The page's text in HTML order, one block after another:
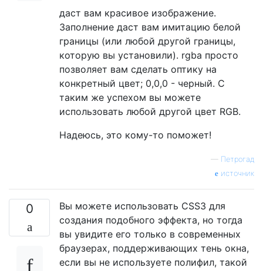
даст вам красивое изображение.
Заполнение даст вам имитацию белой
границы (или любой другой границы,
которую вы установили). rgba просто
позволяет вам сделать оптику на
конкретный цвет; 0,0,0 - черный. С
таким же успехом вы можете
использовать любой другой цвет RGB.
Надеюсь, это кому-то поможет!
— Петрогад
источник
0
Вы можете использовать CSS3 для
создания подобного эффекта, но тогда
вы увидите его только в современных
браузерах, поддерживающих тень окна,
если вы не используете полифил, такой